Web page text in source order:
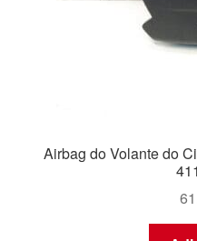
Airbag do Volante do